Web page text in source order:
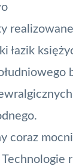
łazik
coraz